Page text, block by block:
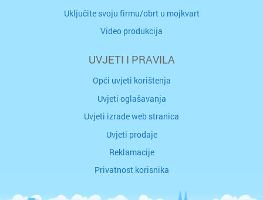
Uključite svoju firmu/obrt u mojkvart
Video produkcija
UVJETI I PRAVILA
Opći uvjeti korištenja
Uvjeti oglašavanja
Uvjeti izrade web stranica
Uvjeti prodaje
Reklamacije
Privatnost korisnika